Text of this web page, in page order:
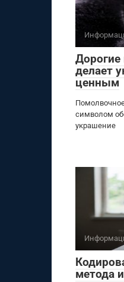
делает
ценным
символом
украшение
метода